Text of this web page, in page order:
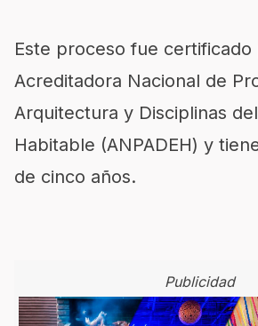
Este proceso fue certificado
Acreditadora Nacional de
Arquitectura y Disciplinas
Habitable (ANPADEH) y
de cinco años.
Publicidad